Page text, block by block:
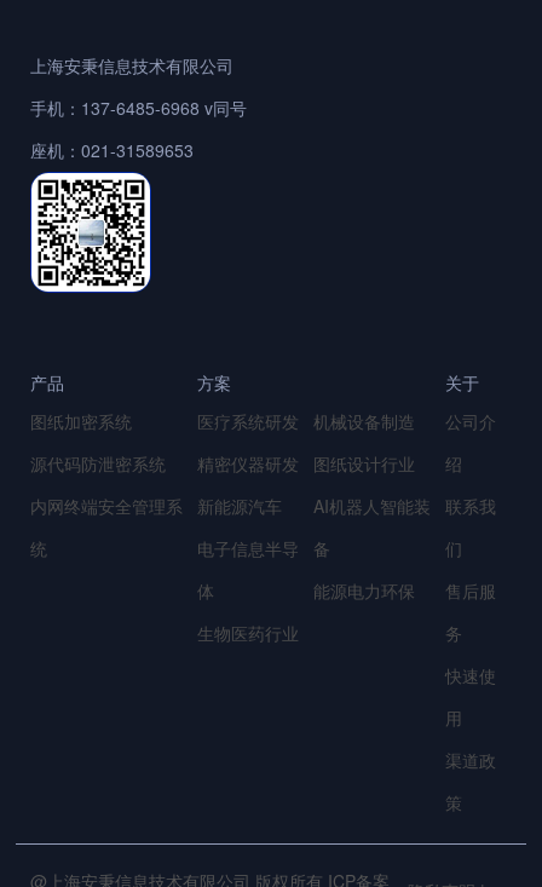
上海安秉信息技术有限公司
手机：137-6485-6968 v同号
座机：021-31589653
产品
图纸加密系统
源代码防泄密系统
内网终端安全管理系
统
方案
医疗系统研发
精密仪器研发
新能源汽车
电子信息半导
体
生物医药行业
机械设备制造
图纸设计行业
AI机器人智能装
备
能源电力环保
关于
公司介
绍
联系我
们
售后服
务
快速使
用
渠道政
策
@上海安秉信息技术有限公司 版权所有 ICP备案